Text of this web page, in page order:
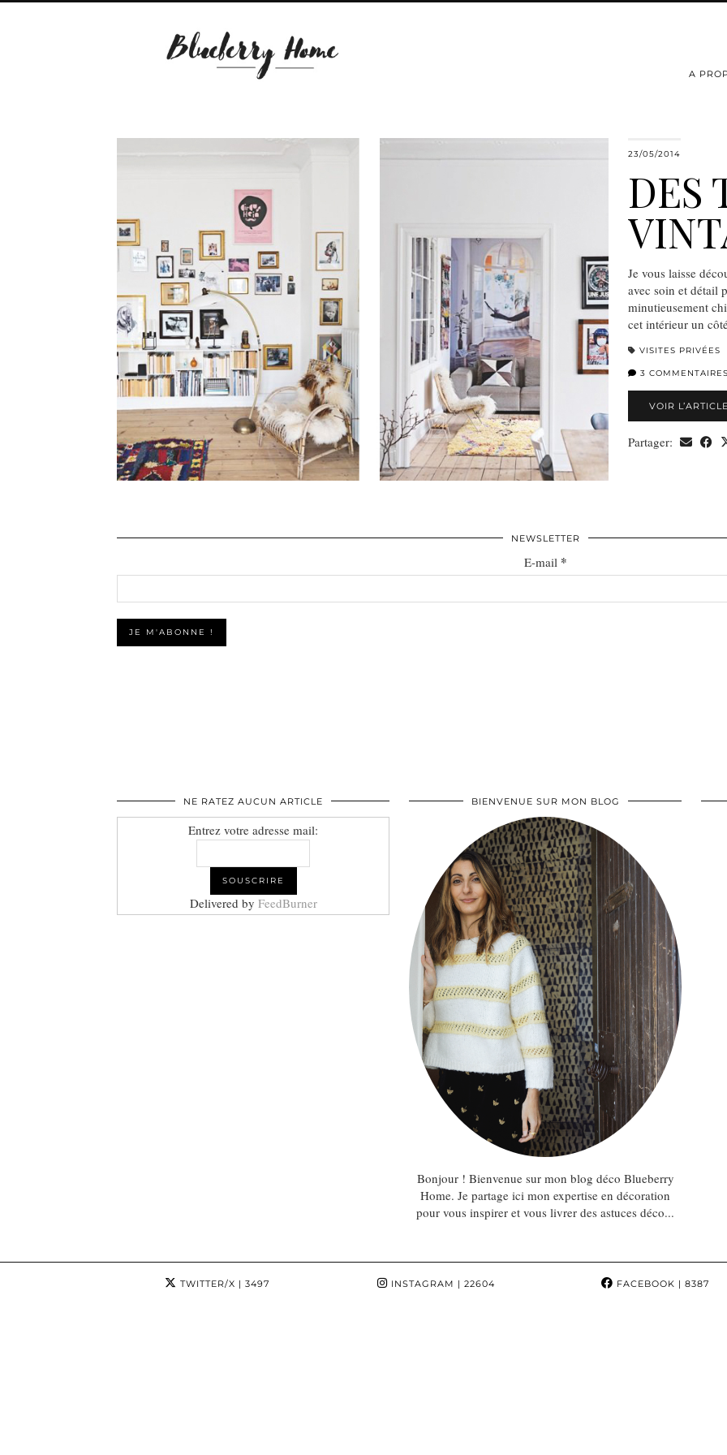
A
23/05/2014
DES
Je vous laisse
avec soin et détail
minutieusement
cet intérieur un
VISITES PRIVÉES
3
VOIR
Partager:
NEWSLETTER
E-mail *
NE RATEZ AUCUN ARTICLE
Entrez votre adresse mail:
Delivered by FeedBurner
BIENVENUE SUR MON BLOG
Bonjour ! Bienvenue sur mon blog déco Blueberry
Home. Je partage ici mon expertise en décoration
pour vous inspirer et vous livrer des astuces déco...
TWITTER/X | 3497 INSTAGRAM | 22604 FACEBOOK | 8387